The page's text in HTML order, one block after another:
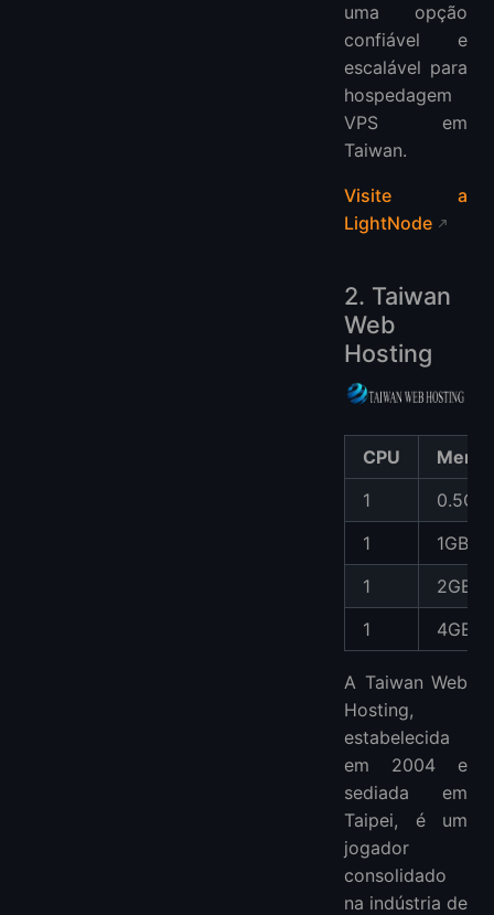
uma opção
confiável e
escalável para
hospedagem
VPS em
Taiwan.
Visite a
LightNode
2. Taiwan
Web
Hosting
CPU
1
0.5GB
1
1GB
1
2GB
1
4GB
A Taiwan Web
Hosting,
estabelecida
em 2004 e
sediada em
Taipei, é um
jogador
consolidado
na indústria de